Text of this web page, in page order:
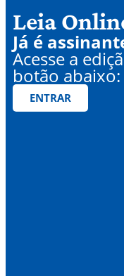
Leia
Já é
Acesse a
botão abaixo:
ENTRAR